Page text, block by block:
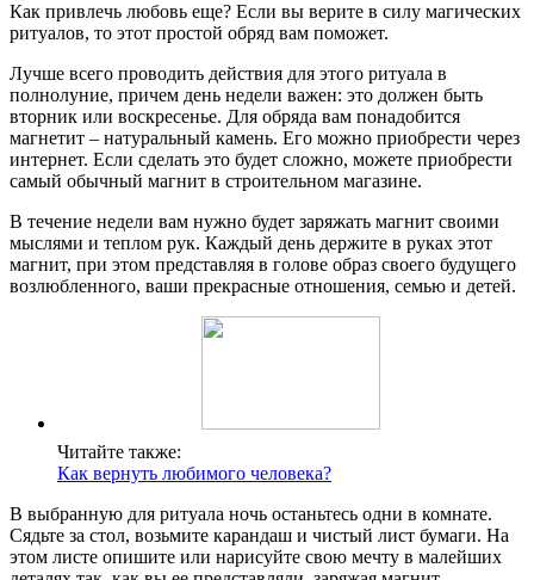
Как привлечь любовь еще? Если вы верите в силу магических
ритуалов, то этот простой обряд вам поможет.
Лучше всего проводить действия для этого ритуала в
полнолуние, причем день недели важен: это должен быть
вторник или воскресенье. Для обряда вам понадобится
магнетит – натуральный камень. Его можно приобрести через
интернет. Если сделать это будет сложно, можете приобрести
самый обычный магнит в строительном магазине.
В течение недели вам нужно будет заряжать магнит своими
мыслями и теплом рук. Каждый день держите в руках этот
магнит, при этом представляя в голове образ своего будущего
возлюбленного, ваши прекрасные отношения, семью и детей.
Читайте также:
Как вернуть любимого человека?
В выбранную для ритуала ночь останьтесь одни в комнате.
Сядьте за стол, возьмите карандаш и чистый лист бумаги. На
этом листе опишите или нарисуйте свою мечту в малейших